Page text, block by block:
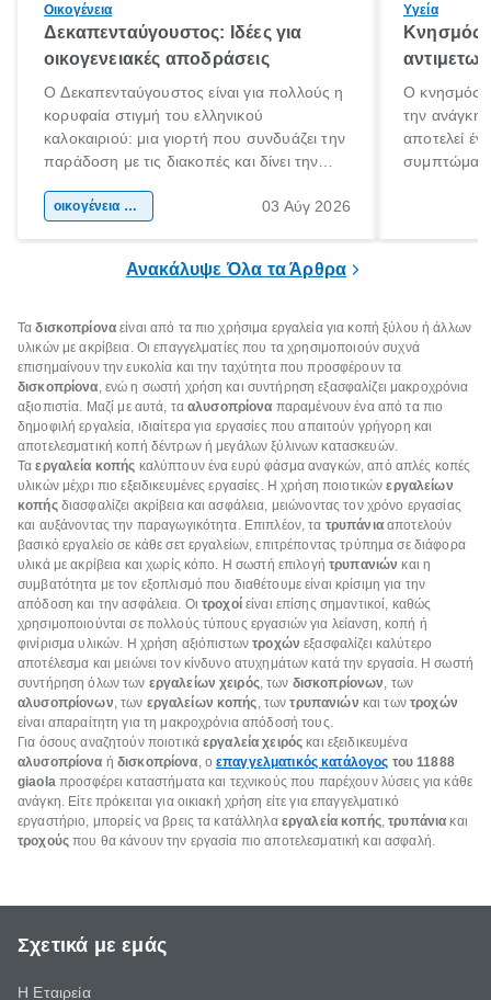
Οικογένεια
Δεκαπενταύγουστος: Ιδέες για
οικογενειακές αποδράσεις
Ο Δεκαπενταύγουστος είναι για πολλούς η
κορυφαία στιγμή του ελληνικού
καλοκαιριού: μια γιορτή που συνδυάζει την
παράδοση με τις διακοπές και δίνει την
χώρας. Είτε πρόκειται για λίγες μέρες
οικογένεια & παιδί 03 Αύγ 2026
Υγεία
Κνησμός:
Ο κνησμός
την ανάγκη
αποτελεί
Ανακάλυψε Όλα τα Άρθρα
Ταδισκοπρίοναείναι από τα πιο χρήσιμα εργαλεία για κοπή ξύλου ή άλλων
υλικών με ακρίβεια. Οι επαγγελματίες που τα χρησιμοποιούν συχνά
επισημαίνουν την ευκολία και την ταχύτητα που προσφέρουν τα
δισκοπρίονα, ενώ η σωστή χρήση και συντήρηση εξασφαλίζει μακροχρόνια
αξιοπιστία. Μαζί με αυτά, τααλυσοπρίονα παραμένουν ένα από τα πιο
δημοφιλή εργαλεία, ιδιαίτερα για εργασίες που απαιτούν γρήγορη και
αποτελεσματική κοπή δέντρων ή μεγάλων ξύλινων κατασκευών.
Ταεργαλεία κοπής καλύπτουν ένα ευρύ φάσμα αναγκών, από απλές κοπές
υλικών μέχρι πιο εξειδικευμένες εργασίες. Η χρήση ποιοτικώνεργαλείων
κοπήςδιασφαλίζει ακρίβεια και ασφάλεια, μειώνοντας τον χρόνο εργασίας
και αυξάνοντας την παραγωγικότητα. Επιπλέον, τα τρυπάνιααποτελούν
βασικό εργαλείο σε κάθε σετ εργαλείων, επιτρέποντας τρύπημα σε διάφορα
υλικά με ακρίβεια και χωρίς κόπο. Η σωστή επιλογήτρυπανιών και η
συμβατότητα με τον εξοπλισμό που διαθέτουμε είναι κρίσιμη για την
απόδοση και την ασφάλεια. Οιτροχοίείναι επίσης σημαντικοί, καθώς
χρησιμοποιούνται σε πολλούς τύπους εργασιών για λείανση, κοπή ή
φινίρισμα υλικών. Η χρήση αξιόπιστωντροχών εξασφαλίζει καλύτερο
αποτέλεσμα και μειώνει τον κίνδυνο ατυχημάτων κατά την εργασία. Η σωστή
συντήρηση όλων των εργαλείων χειρός, των δισκοπρίονων, των
αλυσοπρίονων, των εργαλείων κοπής, τωντρυπανιών και τωντροχών
είναι απαραίτητη για τη μακροχρόνια απόδοσή τους.
Για όσους αναζητούν ποιοτικάεργαλεία χειρός και εξειδικευμένα
αλυσοπρίονα ή δισκοπρίονα, οεπαγγελματικός κατάλογος του 11888
giaolaπροσφέρει καταστήματα και τεχνικούς που παρέχουν λύσεις για κάθε
ανάγκη. Είτε πρόκειται για οικιακή χρήση είτε για επαγγελματικό
εργαστήριο, μπορείς να βρεις τα κατάλληλα εργαλεία κοπής,τρυπάνια και
τροχούςπου θα κάνουν την εργασία πιο αποτελεσματική και ασφαλή.
Σχετικά με εμάς
Η Εταιρεία